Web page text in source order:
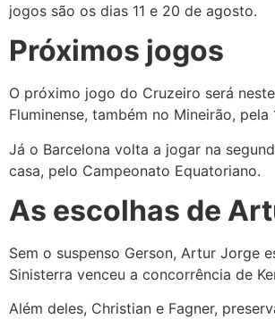
jogos são os dias 11 e 20 de agosto.
Próximos jogos
O próximo jogo do Cruzeiro será
Fluminense, também no Mineirão,
Já o Barcelona volta a jogar na
casa, pelo Campeonato Equatoriano.
As escolhas de
Sem o suspenso Gerson, Artur Jorge
Sinisterra venceu a concorrência de
Além deles, Christian e Fagner,